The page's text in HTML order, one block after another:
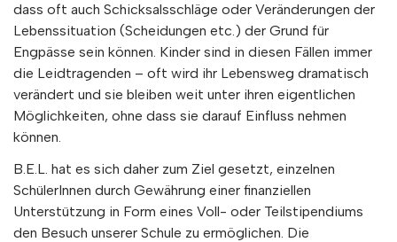
dass oft auch Schicksalsschläge oder Veränderungen der
Lebenssituation (Scheidungen etc.) der Grund für
Engpässe sein können. Kinder sind in diesen Fällen immer
die Leidtragenden – oft wird ihr Lebensweg dramatisch
verändert und sie bleiben weit unter ihren eigentlichen
Möglichkeiten, ohne dass sie darauf Einfluss nehmen
können.
B.E.L. hat es sich daher zum Ziel gesetzt, einzelnen
SchülerInnen durch Gewährung einer finanziellen
Unterstützung in Form eines Voll- oder Teilstipendiums
den Besuch unserer Schule zu ermöglichen. Die